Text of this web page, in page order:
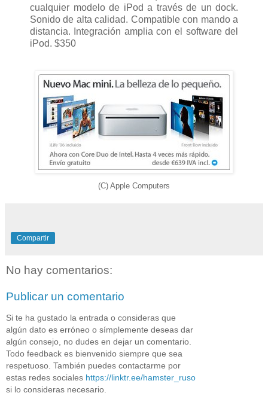
cualquier modelo de iPod a través de un dock.
Sonido de alta calidad. Compatible con mando a
distancia. Integración amplia con el software del
iPod. $350
(C) Apple Computers
Compartir
No hay comentarios:
Publicar un comentario
Si te ha gustado la entrada o consideras que
algún dato es erróneo o símplemente deseas dar
algún consejo, no dudes en dejar un comentario.
Todo feedback es bienvenido siempre que sea
respetuoso. También puedes contactarme por
estas redes sociales https://linktr.ee/hamster_ruso
si lo consideras necesario.